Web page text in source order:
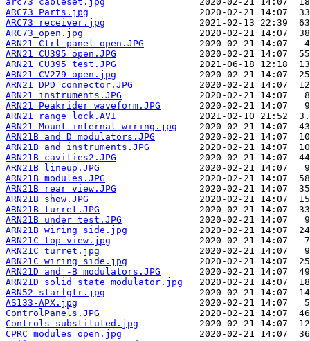
ARC73 Parts.jpg
ARC73 receiver.jpg
ARC73_open.jpg
ARN21 Ctrl panel open.JPG
ARN21 CU395 open.JPG
ARN21 CU395 test.JPG
ARN21 CV279-open.jpg
ARN21 DPD connector.JPG
ARN21 instruments.JPG
ARN21 Peakrider waveform.JPG
ARN21 range lock.AVI
ARN21_Mount_internal_wiring.jpg
ARN21B and D modulators.JPG
ARN21B and instruments.JPG
ARN21B cavities2.JPG
ARN21B lineup.JPG
ARN21B modules.JPG
ARN21B rear view.JPG
ARN21B show.JPG
ARN21B turret.JPG
ARN21B under test.JPG
ARN21B wiring side.jpg
ARN21C top view.jpg
ARN21C turret.jpg
ARN21C wiring side.jpg
ARN21D and -B modulators.JPG
ARN21D solid state modulator.jpg
ARN52 starfgtr.jpg
AS133-APX.jpg
ControlPanels.JPG
Controls substituted.jpg
CPRC modules open.jpg